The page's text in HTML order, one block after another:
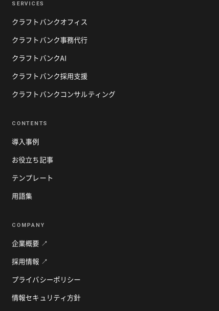
SERVICES
クラフトバンクオフィス
クラフトバンク事務代行
クラフトバンクAI
クラフトバンク採用支援
クラフトバンクコンサルティング
CONTENTS
導入事例
お役立ち記事
テンプレート
用語集
COMPANY
企業概要 ↗
採用情報 ↗
プライバシーポリシー
情報セキュリティ方針